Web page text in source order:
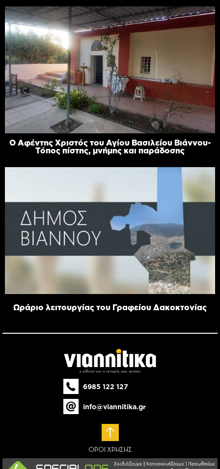
Ο Αφέντης Χριστός του Αγίου Βασιλείου Βιάννου-
Τόπος πίστης, μνήμης και παράδοσης
Ωράριο λειτουργίας του Γραφείου Δακοκτονίας
6985 122 127
info@viannitika.gr
ΟΡΟΙ ΧΡΗΣΗΣ